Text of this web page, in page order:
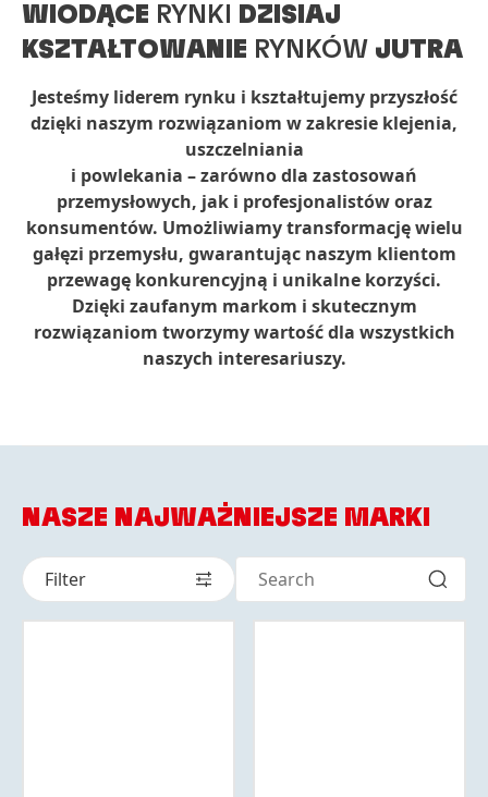
WIODĄCE RYNKI
DZISIAJ
KSZTAŁTOWANIE RYNKÓW JUTRA
Jesteśmy liderem rynku i kształtujemy przyszłość
dzięki naszym rozwiązaniom w zakresie klejenia,
uszczelniania
i powlekania – zarówno dla zastosowań
przemysłowych, jak i profesjonalistów oraz
konsumentów. Umożliwiamy transformację wielu
gałęzi przemysłu, gwarantując naszym klientom
przewagę konkurencyjną i unikalne korzyści.
Dzięki zaufanym markom i skutecznym
rozwiązaniom tworzymy wartość dla wszystkich
naszych interesariuszy.
NASZE NAJWAŻNIEJSZE MARKI
Filter